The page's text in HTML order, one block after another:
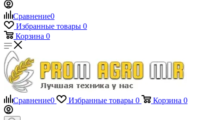
Сравнение0
Избранные товары 0
Корзина 0
Сравнение0 Избранные товары 0 Корзина 0